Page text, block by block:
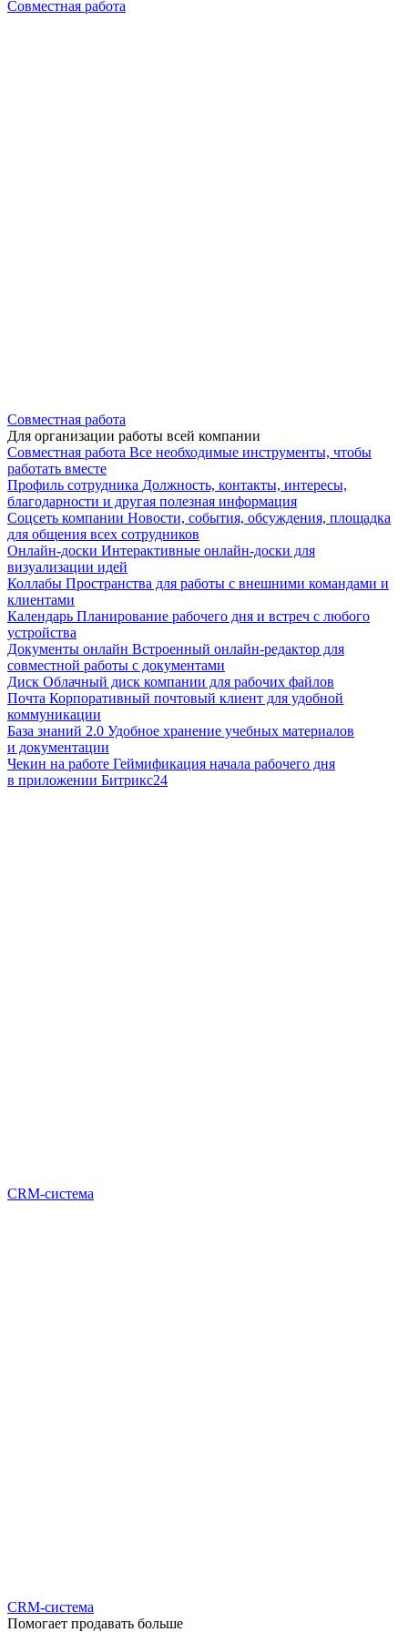
Совместная работа
Совместная работа
Для организации работы всей компании
Совместная работа Все необходимые инструменты, чтобы
работать вместе
Профиль сотрудника Должность, контакты, интересы,
благодарности и другая полезная информация
Соцсеть компании Новости, события, обсуждения, площадка
для общения всех сотрудников
Онлайн-доски Интерактивные онлайн-доски для
визуализации идей
Коллабы Пространства для работы с внешними командами и
клиентами
Календарь Планирование рабочего дня и встреч с любого
устройства
Документы онлайн Встроенный онлайн-редактор для
совместной работы с документами
Диск Облачный диск компании для рабочих файлов
Почта Корпоративный почтовый клиент для удобной
коммуникации
База знаний 2.0 Удобное хранение учебных материалов
и документации
Чекин на работе Геймификация начала рабочего дня
в приложении Битрикс24
CRM-система
CRM-система
Помогает продавать больше